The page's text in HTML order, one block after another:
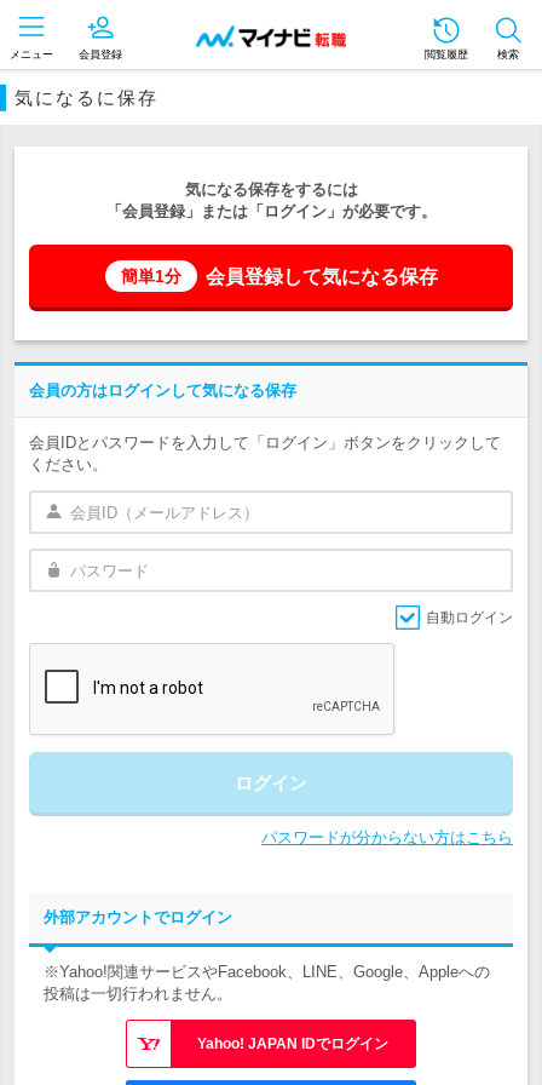
メニュー 会員登録 閲覧履歴 検索
気になるに保存
気になる保存をするには
「会員登録」または「ログイン」が必要です。
簡単1分 会員登録して気になる保存
会員の方はログインして気になる保存
会員IDとパスワードを入力して「ログイン」ボタンをクリックして
ください。
自動ログイン
ログイン
パスワードが分からない方はこちら
外部アカウントでログイン
※Yahoo!関連サービスやFacebook、LINE、Google、Appleへの
投稿は一切行われません。
Yahoo! JAPAN IDでログイン